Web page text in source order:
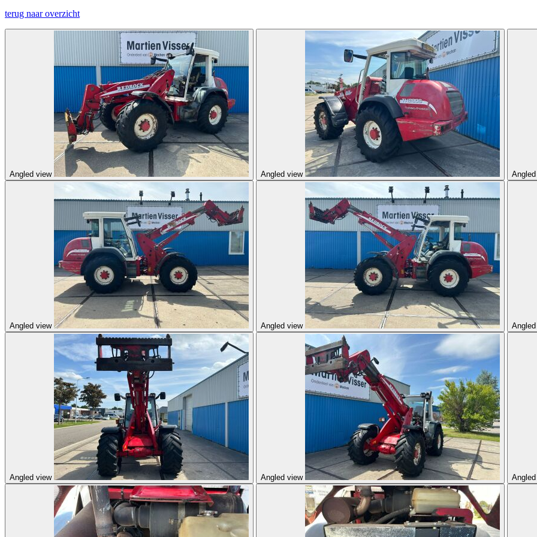
terug naar overzicht
Angled view Angled view
Angled view Angled view
Angled view Angled view